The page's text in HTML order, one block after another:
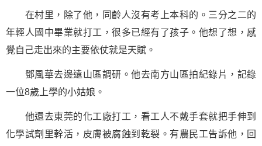
在村里，除了他，同齡人沒有考上本科的。三分之二的
年輕人國中畢業就打工，很多已經有了孩子。他想了想，感
覺自己走出來的主要依仗就是天賦。
鄧風華去邊遠山區調研。他去南方山區拍紀錄片，記錄
一位8歲上學的小姑娘。
他還去東莞的化工廠打工，看工人不戴手套就把手伸到
化學試劑里幹活，皮膚被腐蝕到乾裂。有農民工告訴他，回